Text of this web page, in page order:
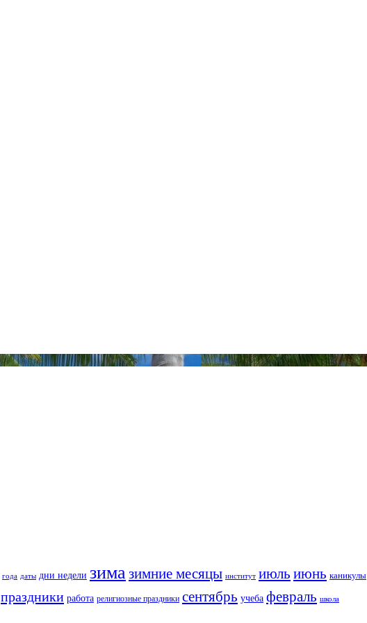
года даты дни недели зимазимние месяцы институт июль июнь каникулы
праздники работа религиозные праздники сентябрь учеба февраль школа